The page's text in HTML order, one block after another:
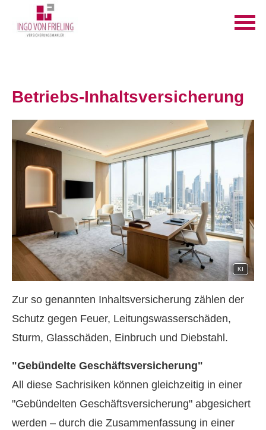
Betriebs-Inhaltsversicherung
KI
Zur so genannten Inhaltsversicherung zählen der
Schutz gegen Feuer, Leitungswasserschäden,
Sturm, Glasschäden, Einbruch und Diebstahl.
"Gebündelte Geschäftsversicherung"
All diese Sachrisiken können gleichzeitig in einer
"Gebündelten Geschäftsversicherung" abgesichert
werden – durch die Zusammenfassung in einer